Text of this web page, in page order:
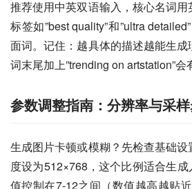
推荐使用中英双语输入，核心名词
标签如”best quality”和”ultra
面词。记住：越具体的描述越能生
词末尾加上”trending on artstation”会
参数调整指南：分辨率与采
生成图片卡顿或模糊？先检查基础
度设为512×768，这个比例适合生
值控制在7-12之间（数值越高越贴